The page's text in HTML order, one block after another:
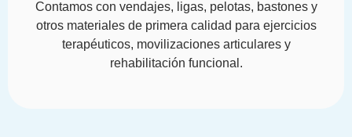
Contamos con vendajes, ligas, pelotas, bastones y
otros materiales de primera calidad para ejercicios
terapéuticos, movilizaciones articulares y
rehabilitación funcional.